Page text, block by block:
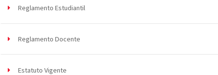
Reglamento Estudiantil
Reglamento Docente
Estatuto Vigente